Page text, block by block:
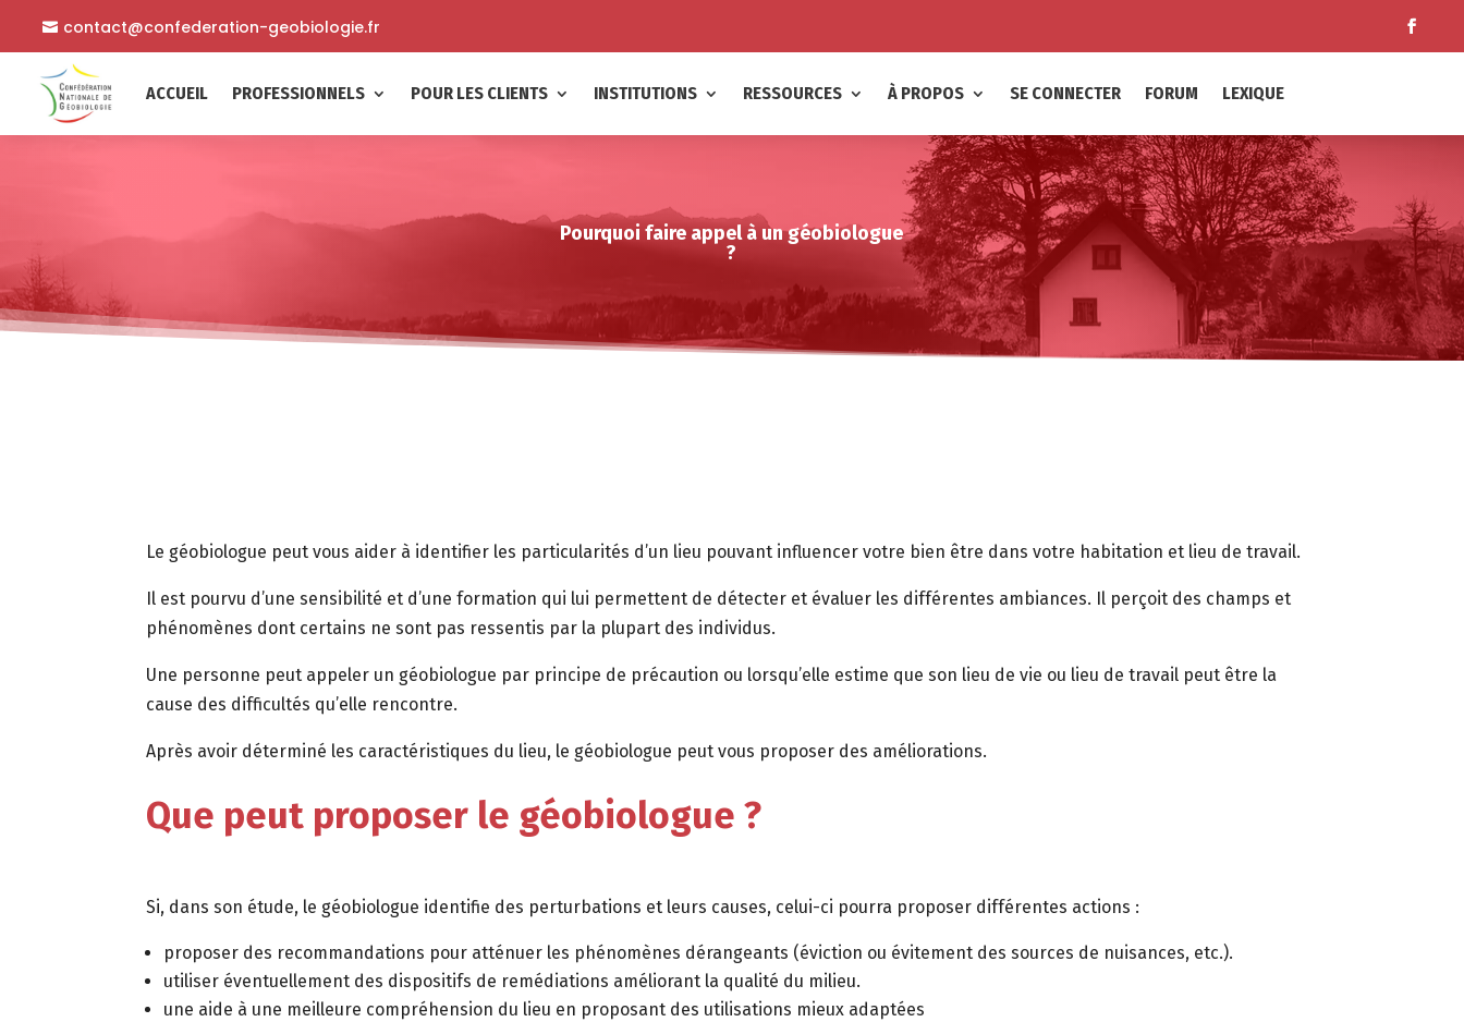
contact@confederation-geobiologie.fr
ACCUEIL PROFESSIONNELS POUR LES CLIENTS INSTITUTIONS RESSOURCES À PROPOS SE CONNECTER FORUM LEXIQUE
Pourquoi faire appel à un géobiologue
?
Le géobiologue peut vous aider à identifier les particularités d’un lieu pouvant influencer votre bien être dans votre habitation et lieu de travail.
Il est pourvu d’une sensibilité et d’une formation qui lui permettent de détecter et évaluer les différentes ambiances. Il perçoit des champs et
phénomènes dont certains ne sont pas ressentis par la plupart des individus.
Une personne peut appeler un géobiologue par principe de précaution ou lorsqu’elle estime que son lieu de vie ou lieu de travail peut être la
cause des difficultés qu’elle rencontre.
Après avoir déterminé les caractéristiques du lieu, le géobiologue peut vous proposer des améliorations.
Que peut proposer le géobiologue ?
Si, dans son étude, le géobiologue identifie des perturbations et leurs causes, celui-ci pourra proposer différentes actions :
proposer des recommandations pour atténuer les phénomènes dérangeants (éviction ou évitement des sources de nuisances, etc.).
utiliser éventuellement des dispositifs de remédiations améliorant la qualité du milieu.
une aide à une meilleure compréhension du lieu en proposant des utilisations mieux adaptées